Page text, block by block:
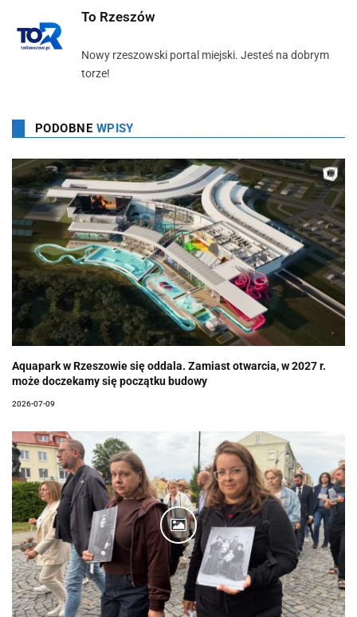
To Rzeszów
Nowy rzeszowski portal miejski. Jesteś na dobrym
torze!
PODOBNE WPISY
Aquapark w Rzeszowie się oddala. Zamiast otwarcia, w 2027 r.
może doczekamy się początku budowy
2026-07-09